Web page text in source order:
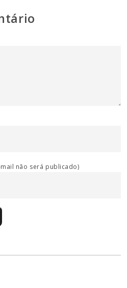
não será publicado)